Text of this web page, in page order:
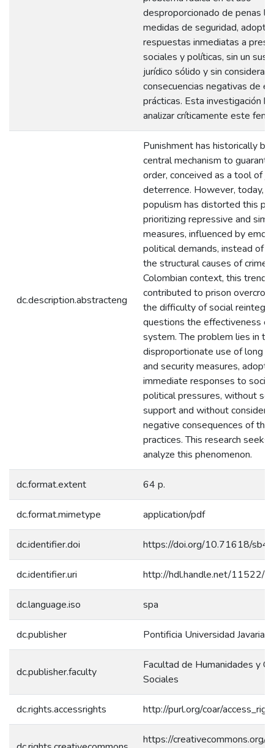
desproporcionado de penas
medidas de seguridad,
respuestas inmediatas a
sociales y políticas, sin un
jurídico sólido y sin considerar
consecuencias negativas de
prácticas. Esta investigación
analizar críticamente este
dc.description.abstracteng
Punishment has historically
central mechanism to
order, conceived as a tool of
deterrence. However, today,
populism has distorted this
prioritizing repressive and
measures, influenced by
political demands, instead of
the structural causes of crime.
Colombian context, this trend
contributed to prison
the difficulty of social
questions the effectiveness
system. The problem lies in
disproportionate use of long
and security measures,
immediate responses to
political pressures, without
support and without
negative consequences of
practices. This research seeks
analyze this phenomenon.
dc.format.extent 64 p.
dc.format.mimetype application/pdf
dc.identifier.doi https://doi.org/10.71618/
dc.identifier.uri http://hdl.handle.net/11522/
dc.language.iso spa
dc.publisher Pontificia Universidad
dc.publisher.faculty
Facultad de Humanidades y
Sociales
dc.rights.accessrights http://purl.org/coar/
https://creativecommons.org/